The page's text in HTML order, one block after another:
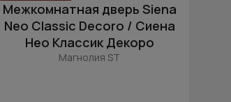
Межкомнатная дверь Siena
Neo Classic Decoro / Сиена
Нео Классик Декоро
Магнолия ST